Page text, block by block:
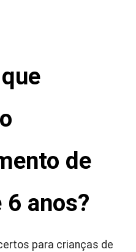
de
anos?
para crianças de